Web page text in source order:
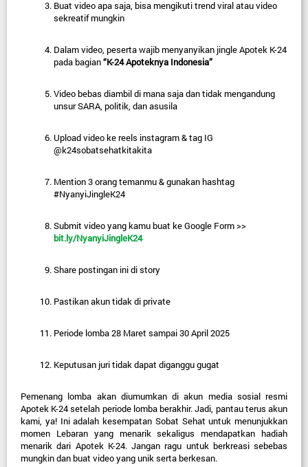
Buat video apa saja, bisa mengikuti trend viral atau video
sekreatif mungkin
Dalam video, peserta wajib menyanyikan jingle Apotek K-24
pada bagian “K-24 Apoteknya Indonesia”
Video bebas diambil di mana saja dan tidak mengandung
unsur SARA, politik, dan asusila
Upload video ke reels instagram & tag IG
@k24sobatsehatkitakita
#NyanyiJingleK24
bit.ly/NyanyiJingleK24
Share postingan ini di story
Pastikan akun tidak di private
Periode lomba 28 Maret sampai 30 April 2025
Keputusan juri tidak dapat diganggu gugat
Pemenang lomba akan diumumkan di akun media sosial resmi
Apotek K-24 setelah periode lomba berakhir. Jadi, pantau terus akun
kami, ya! Ini adalah kesempatan Sobat Sehat untuk menunjukkan
momen Lebaran yang menarik sekaligus mendapatkan hadiah
menarik dari Apotek K-24. Jangan ragu untuk berkreasi sebebas
mungkin dan buat video yang unik serta berkesan.